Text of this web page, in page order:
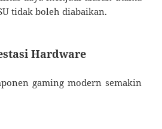
tidak boleh diabaikan.
Hardware
gaming modern semakin